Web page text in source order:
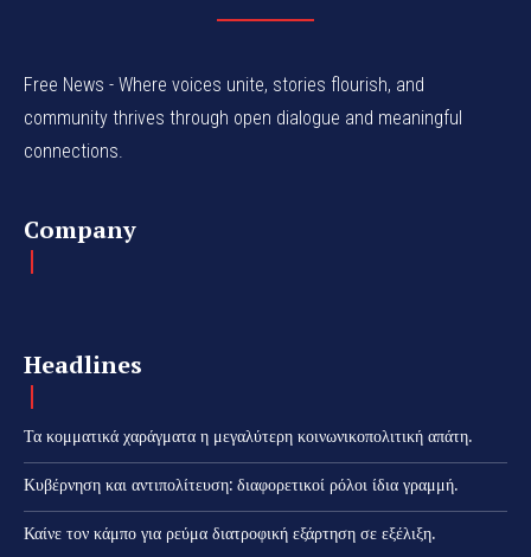
Free News - Where voices unite, stories flourish, and
community thrives through open dialogue and meaningful
connections.
Company
Headlines
Τα κομματικά χαράγματα η μεγαλύτερη κοινωνικοπολιτική απάτη.
Κυβέρνηση και αντιπολίτευση: διαφορετικοί ρόλοι ίδια γραμμή.
Καίνε τον κάμπο για ρεύμα διατροφική εξάρτηση σε εξέλιξη.